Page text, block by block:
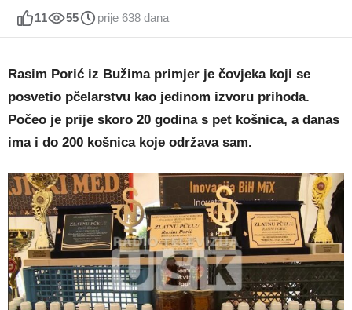
11 55 prije 638 dana
Rasim Porić iz Bužima primjer je čovjeka koji se
posvetio pčelarstvu kao jedinom izvoru prihoda.
Počeo je prije skoro 20 godina s pet košnica, a danas
ima i do 200 košnica koje održava sam.